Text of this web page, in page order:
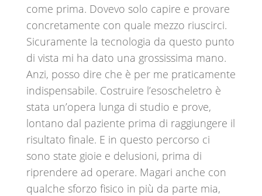
come prima. Dovevo solo capire e provare
concretamente con quale mezzo riuscirci.
Sicuramente la tecnologia da questo punto
di vista mi ha dato una grossissima mano.
Anzi, posso dire che è per me praticamente
indispensabile. Costruire l’esoscheletro è
stata un’opera lunga di studio e prove,
lontano dal paziente prima di raggiungere il
risultato finale. E in questo percorso ci
sono state gioie e delusioni, prima di
riprendere ad operare. Magari anche con
qualche sforzo fisico in più da parte mia,